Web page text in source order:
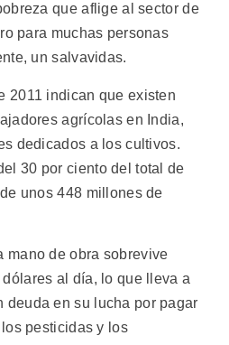
que aflige al sector de
para muchas personas
un salvavidas.
2011 indican que existen
agrícolas en India,
dedicados a los cultivos.
30 por ciento del total de
unos 448 millones de
mano de obra sobrevive
al día, lo que lleva a
deuda en su lucha por pagar
pesticidas y los